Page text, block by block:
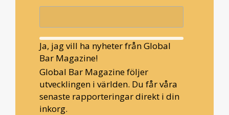
Ja, jag vill ha nyheter från Global
Bar Magazine!
Global Bar Magazine följer
utvecklingen i världen. Du får våra
senaste rapporteringar direkt i din
inkorg.